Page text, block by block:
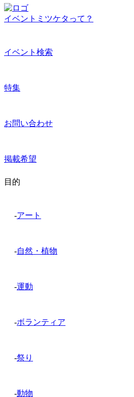
イベントミツケタって？
イベント検索
特集
お問い合わせ
掲載希望
目的
-アート
-自然・植物
-運動
-ボランティア
-祭り
-動物